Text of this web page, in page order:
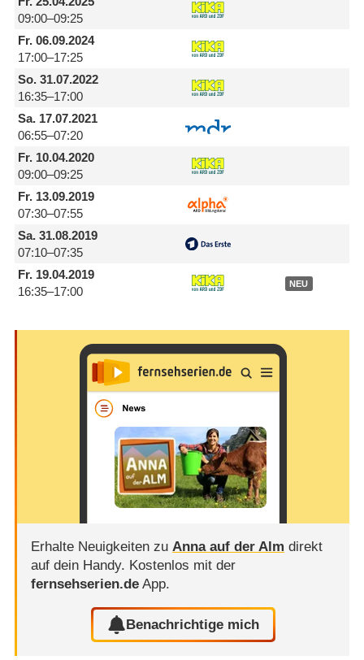
09:00–09:25
Fr.06.09.2024
17:00–17:25
So.31.07.2022
16:35–17:00
Sa.17.07.2021
06:55–07:20
Fr.10.04.2020
09:00–09:25
Fr.13.09.2019
07:30–07:55
Sa.31.08.2019
07:10–07:35
Fr.19.04.2019
16:35–17:00
NEU
Erhalte Neuigkeiten zu Anna auf der Alm direkt
auf dein Handy. Kostenlos mit der
fernsehserien.deApp.
Benachrichtige mich